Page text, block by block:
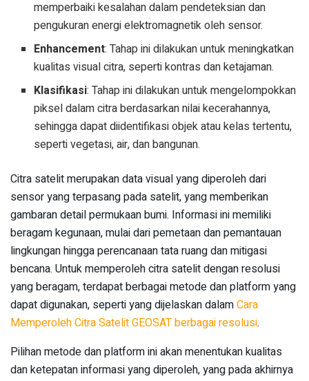
memperbaiki kesalahan dalam pendeteksian dan
pengukuran energi elektromagnetik oleh sensor.
Enhancement: Tahap ini dilakukan untuk meningkatkan
kualitas visual citra, seperti kontras dan ketajaman.
Klasifikasi: Tahap ini dilakukan untuk mengelompokkan
piksel dalam citra berdasarkan nilai kecerahannya,
sehingga dapat diidentifikasi objek atau kelas tertentu,
seperti vegetasi, air, dan bangunan.
Citra satelit merupakan data visual yang diperoleh dari
sensor yang terpasang pada satelit, yang memberikan
gambaran detail permukaan bumi. Informasi ini memiliki
beragam kegunaan, mulai dari pemetaan dan pemantauan
lingkungan hingga perencanaan tata ruang dan mitigasi
bencana. Untuk memperoleh citra satelit dengan resolusi
yang beragam, terdapat berbagai metode dan platform yang
dapat digunakan, seperti yang dijelaskan dalamCara
Memperoleh Citra Satelit GEOSAT berbagai resolusi.
Pilihan metode dan platform ini akan menentukan kualitas
dan ketepatan informasi yang diperoleh, yang pada akhirnya